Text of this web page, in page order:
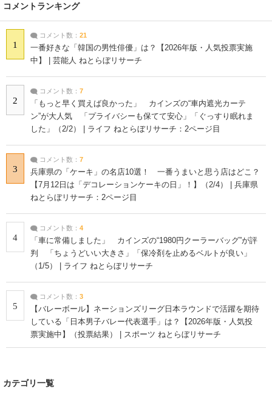
コメントランキング
1
コメント数： 21
一番好きな「韓国の男性俳優」は？【2026年版・人気投票実施
中】 | 芸能人 ねとらぼリサーチ
2
コメント数： 7
「もっと早く買えば良かった」 カインズの“車内遮光カーテ
ン”が大人気 「プライバシーも保てて安心」「ぐっすり眠れま
した」（2/2） | ライフ ねとらぼリサーチ：2ページ目
3
コメント数： 7
兵庫県の「ケーキ」の名店10選！ 一番うまいと思う店はどこ？
【7月12日は「デコレーションケーキの日」！】（2/4） | 兵庫県
ねとらぼリサーチ：2ページ目
4
コメント数： 4
「車に常備しました」 カインズの“1980円クーラーバッグ”が評
判 「ちょうどいい大きさ」「保冷剤を止めるベルトが良い」
（1/5） | ライフ ねとらぼリサーチ
5
コメント数： 3
【バレーボール】ネーションズリーグ日本ラウンドで活躍を期待
している「日本男子バレー代表選手」は？【2026年版・人気投
票実施中】（投票結果） | スポーツ ねとらぼリサーチ
カテゴリ一覧